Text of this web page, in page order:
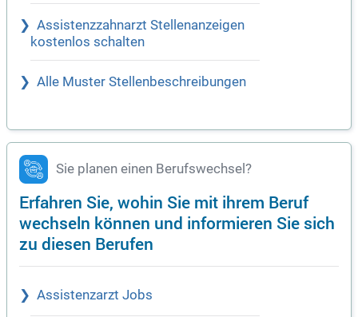
Assistenzzahnarzt Stellenanzeigen
kostenlos schalten
Alle Muster Stellenbeschreibungen
Sie planen einen Berufswechsel?
Erfahren Sie, wohin Sie mit ihrem Beruf
wechseln können und informieren Sie sich
zu diesen Berufen
Assistenzarzt Jobs